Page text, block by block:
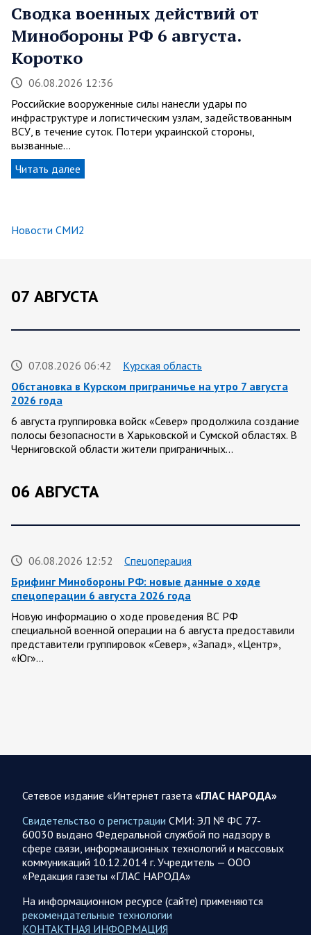
Сводка военных действий от
Минобороны РФ 6 августа.
Коротко
06.08.2026 12:36
Российские вооруженные силы нанесли удары по
инфраструктуре и логистическим узлам, задействованным
ВСУ, в течение суток. Потери украинской стороны,
вызванные…
Читать далее
Новости СМИ2
07 АВГУСТА
07.08.2026 06:42
Курская область
Обстановка в Курском приграничье на утро 7 августа
2026 года
6 августа группировка войск «Север» продолжила создание
полосы безопасности в Харьковской и Сумской областях. В
Черниговской области жители приграничных…
06 АВГУСТА
06.08.2026 12:52
Спецоперация
Брифинг Минобороны РФ: новые данные о ходе
спецоперации 6 августа 2026 года
Новую информацию о ходе проведения ВС РФ
специальной военной операции на 6 августа предоставили
представители группировок «Север», «Запад», «Центр»,
«Юг»…
Российские вооруженные силы нанесли удары по
вызванные…
06.08.2026 10:19
Спецоперация
Фронтовая сводка Олега Царева на утро 5 августа
2026 года
За ночь силами ПВО перехвачены и уничтожены 605
украинских БПЛА: БПЛА сбивали над территориями
Белгородской, Брянской, Владимирской, Воронежской,
Сетевое издание «Интернет газета «ГЛАС НАРОДА»
Свидетельство о регистрации СМИ: ЭЛ № ФС 77-
60030 выдано Федеральной службой по надзору в
сфере связи, информационных технологий и массовых
коммуникаций 10.12.2014 г. Учредитель — ООО
«Редакция газеты «ГЛАС НАРОДА»
На информационном ресурсе (сайте) применяются
рекомендательные технологии
КОНТАКТНАЯ ИНФОРМАЦИЯ